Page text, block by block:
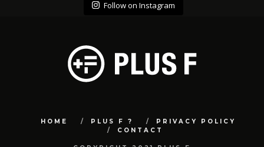
Follow on Instagram
HOME PLUS F ?
PRIVACY POLICY
CONTACT